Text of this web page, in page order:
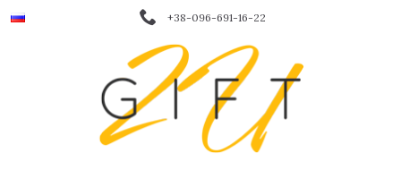
+38-096-691-16-22